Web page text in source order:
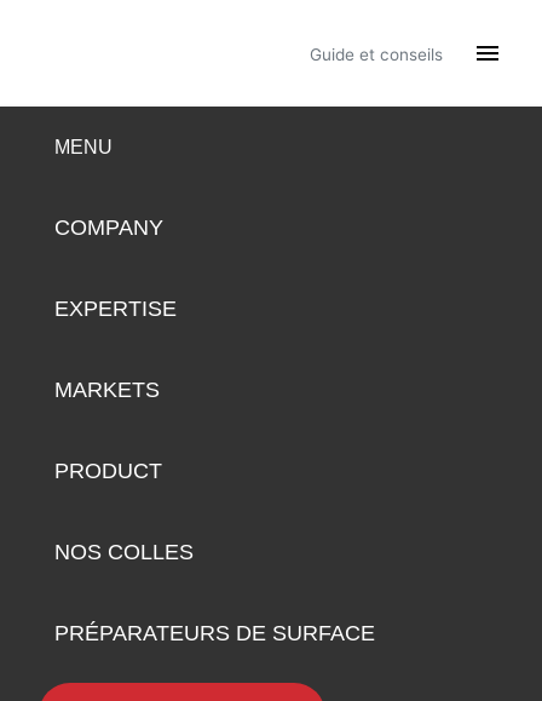
Guide et conseils 
MENU
COMPANY
EXPERTISE
MARKETS
PRODUCT
NOS COLLES
PRÉPARATEURS DE SURFACE